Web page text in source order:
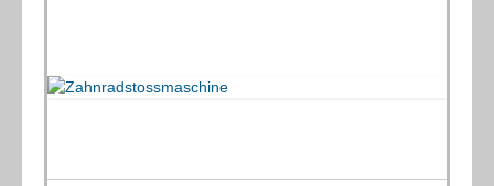
(6) Stoss-/Zieh-/Räummaschinen